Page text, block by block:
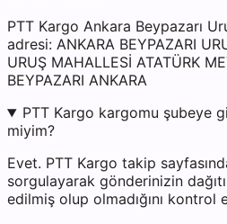
PTT Kargo Ankara Beypazarı
adresi: ANKARA BEYPAZARI
URUŞ MAHALLESİ ATATÜRK
BEYPAZARI ANKARA
PTT Kargo kargomu şubeye
miyim?
Evet. PTT Kargo takip
sorgulayarak gönderinizin
edilmiş olup olmadığını kontrol